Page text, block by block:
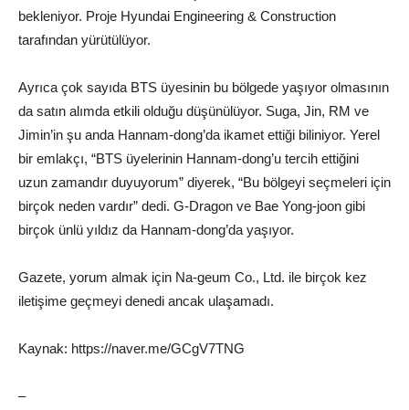
bekleniyor. Proje Hyundai Engineering & Construction
tarafından yürütülüyor.
Ayrıca çok sayıda BTS üyesinin bu bölgede yaşıyor olmasının
da satın alımda etkili olduğu düşünülüyor. Suga, Jin, RM ve
Jimin’in şu anda Hannam-dong’da ikamet ettiği biliniyor. Yerel
bir emlakçı, “BTS üyelerinin Hannam-dong’u tercih ettiğini
uzun zamandır duyuyorum” diyerek, “Bu bölgeyi seçmeleri için
birçok neden vardır” dedi. G-Dragon ve Bae Yong-joon gibi
birçok ünlü yıldız da Hannam-dong’da yaşıyor.
Gazete, yorum almak için Na-geum Co., Ltd. ile birçok kez
iletişime geçmeyi denedi ancak ulaşamadı.
Kaynak: https://naver.me/GCgV7TNG
–